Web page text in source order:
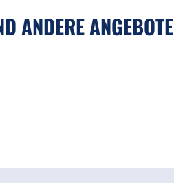
ANDERE ANGEBOTE